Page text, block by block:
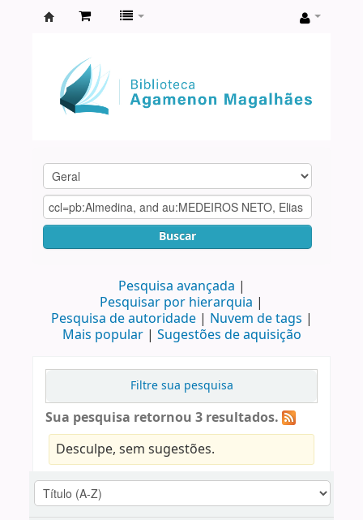
Agamenon
Magalhães
Buscar
Pesquisa avançada
Pesquisar por hierarquia
Pesquisa de autoridade
Nuvem de tags
Mais popular
Sugestões de aquisição
Filtre sua pesquisa
Sua pesquisa retornou 3 resultados.
Desculpe, sem sugestões.